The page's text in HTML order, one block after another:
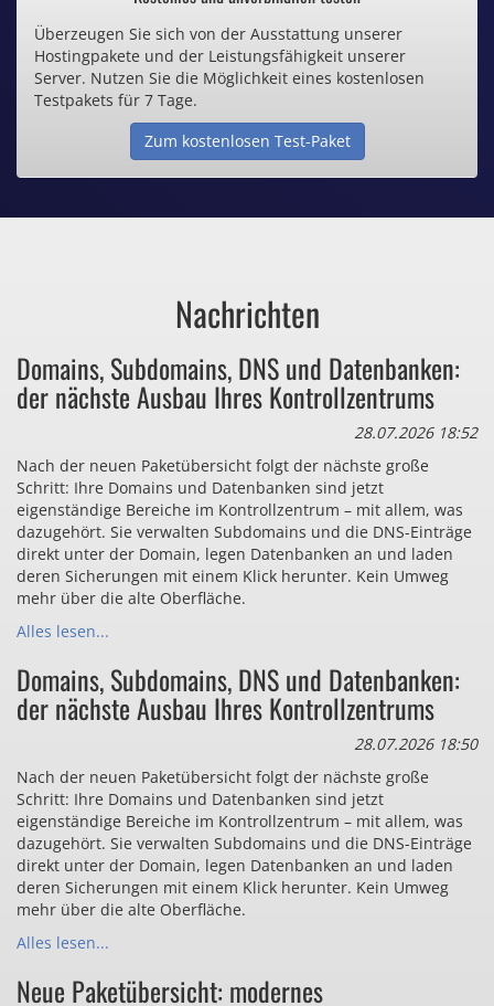
Inklusive .de Domain
Webspace ab 1,25€ / Monat
Günstige SSL-Zertifikate
Bezahlen Sie auch zu viel
für Dinge, die sie gar nicht brauchen?
Überzeugen Sie sich von der Ausstattung unserer
Hostingpakete und der Leistungsfähigkeit unserer
Server. Nutzen Sie die Möglichkeit eines kostenlosen
Testpakets für 7 Tage.
Zum kostenlosen Test-Paket
Nachrichten
Domains, Subdomains, DNS und Datenbanken:
der nächste Ausbau Ihres Kontrollzentrums
28.07.2026 18:52
Nach der neuen Paketübersicht folgt der nächste große
Schritt: Ihre Domains und Datenbanken sind jetzt
eigenständige Bereiche im Kontrollzentrum – mit allem, was
dazugehört. Sie verwalten Subdomains und die DNS-Einträge
direkt unter der Domain, legen Datenbanken an und laden
deren Sicherungen mit einem Klick herunter. Kein Umweg
mehr über die alte Oberfläche.
Alles lesen...
Domains, Subdomains, DNS und Datenbanken:
der nächste Ausbau Ihres Kontrollzentrums
28.07.2026 18:50
Nach der neuen Paketübersicht folgt der nächste große
Schritt: Ihre Domains und Datenbanken sind jetzt
eigenständige Bereiche im Kontrollzentrum – mit allem, was
dazugehört. Sie verwalten Subdomains und die DNS-Einträge
direkt unter der Domain, legen Datenbanken an und laden
deren Sicherungen mit einem Klick herunter. Kein Umweg
mehr über die alte Oberfläche.
Alles lesen...
Neue Paketübersicht: modernes